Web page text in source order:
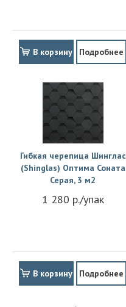
В корзину Подробнее
Гибкая черепица Шинглас
(Shinglas) Оптима Соната
Серая, 3 м2
1 280 р./упак
В корзину Подробнее